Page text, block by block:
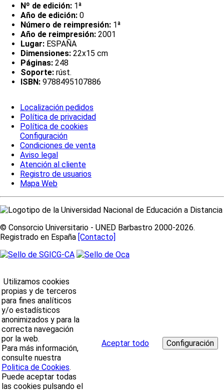
Nº de edición: 1ª
Año de edición: 0
Número de reimpresión: 1ª
Año de reimpresión: 2001
Lugar: ESPAÑA
Dimensiones: 22x15 cm
Páginas: 248
Soporte: rúst.
ISBN: 9788495107886
Localización pedidos
Política de privacidad
Política de cookies
Configuración
Condiciones de venta
Aviso legal
Atención al cliente
Registro de usuarios
Mapa Web
© Consorcio Universitario - UNED Barbastro 2000-2026.
Registrado en España [Contacto]
Utilizamos cookies
propias y de terceros
para fines analíticos
y/o estadísticos
anonimizados y para la
correcta navegación
por la web.
Para más información,
consulte nuestra
Politica de Cookies.
Puede aceptar todas
las cookies pulsando el
Aceptar todo